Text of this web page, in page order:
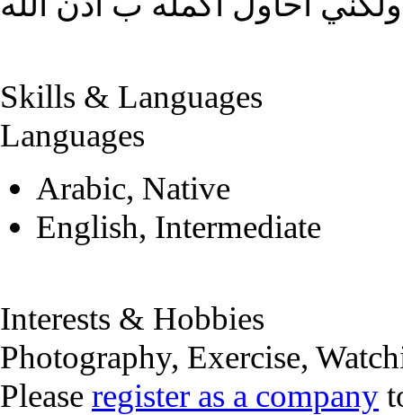
Skills & Languages
Languages
Arabic, Native
English, Intermediate
Interests & Hobbies
Photography, Exercise,
Please register as a company